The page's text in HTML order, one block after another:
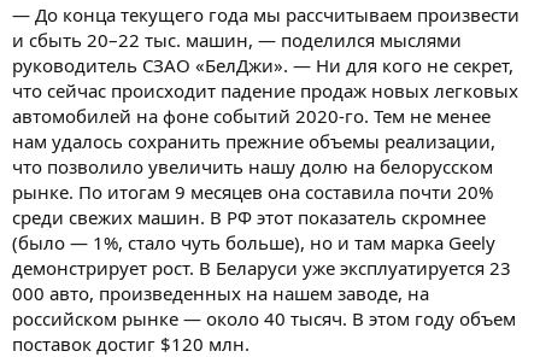
— До конца текущего года мы рассчитываем произвести
и сбыть 20–22 тыс. машин, — поделился мыслями
руководитель СЗАО «БелДжи». — Ни для кого не секрет,
что сейчас происходит падение продаж новых легковых
автомобилей на фоне событий 2020-го. Тем не менее
нам удалось сохранить прежние объемы реализации,
что позволило увеличить нашу долю на белорусском
рынке. По итогам 9 месяцев она составила почти 20%
среди свежих машин. В РФ этот показатель скромнее
(было — 1%, стало чуть больше), но и там марка Geely
демонстрирует рост. В Беларуси уже эксплуатируется 23
000 авто, произведенных на нашем заводе, на
российском рынке — около 40 тысяч. В этом году объем
поставок достиг $120 млн.